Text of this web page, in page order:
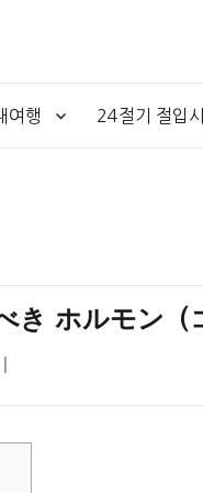
여행 24절기 절입
き ホルモン（